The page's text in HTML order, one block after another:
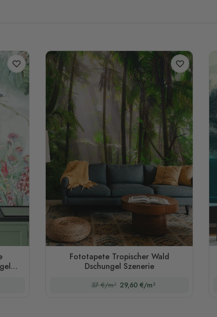
Fototapete Tropischer Wald
Dschungel Szenerie
37 €/m² 29,60 €/m²